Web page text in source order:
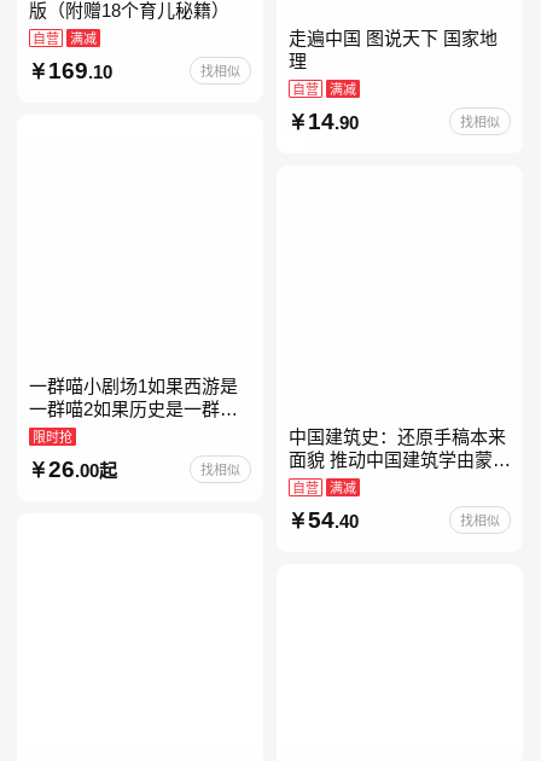
版（附赠18个育儿秘籍）
自营 满减
169.10 找相似
走遍中国 图说天下 国家地
理
自营 满减
14.90 找相似
一群喵小剧场1如果西游是
一群喵2如果历史是一群喵
全套16晚清残晖篇全集全套
16册华夏长卷互动札记西游
喵桌游肥志历史喵系列
限时抢
26.00起 找相似
中国建筑史：还原手稿本来
面貌 推动中国建筑学由蒙昧
进入现代学科的奠基之作
自营 满减
54.40 找相似